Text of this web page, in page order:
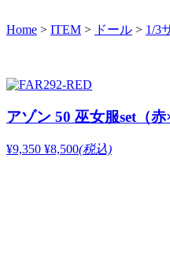
Home > ITEM > ドール > 1/3
アゾン 50 巫女服set（赤
¥9,350 ¥8,500(税込)